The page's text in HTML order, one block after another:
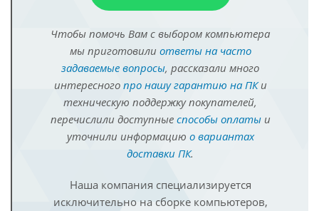
Чтобы помочь Вам с выбором компьютера
мы приготовили ответы на часто
задаваемые вопросы, рассказали много
интересного про нашу гарантию на ПКи
техническую поддержку покупателей,
перечислили доступные способы оплатыи
уточнили информацию о вариантах
доставки ПК.
Наша компания специализируется
исключительно на сборке компьютеров,